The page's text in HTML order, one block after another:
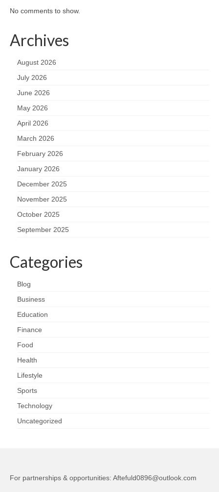
No comments to show.
Archives
August 2026
July 2026
June 2026
May 2026
April 2026
March 2026
February 2026
January 2026
December 2025
November 2025
October 2025
September 2025
Categories
Blog
Business
Education
Finance
Food
Health
Lifestyle
Sports
Technology
Uncategorized
For partnerships & opportunities: Aftefuld0896@outlook.com